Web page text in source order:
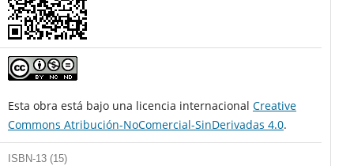
Esta obra está bajo una licencia internacional Creative
Commons Atribución-NoComercial-SinDerivadas 4.0.
ISBN-13 (15)